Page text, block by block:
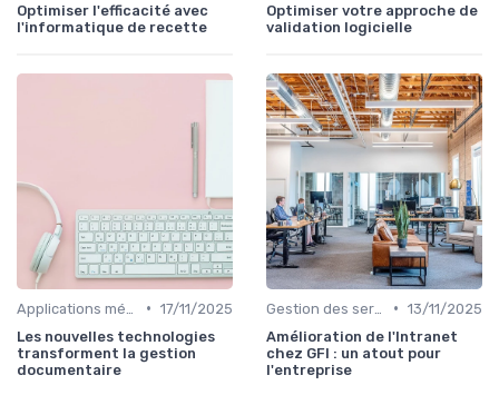
Optimiser l'efficacité avec
l'informatique de recette
Optimiser votre approche de
validation logicielle
• 17/11/2025
Les nouvelles technologies
transforment la gestion
documentaire
• 13/11/2025
Amélioration de l'Intranet
chez GFI : un atout pour
l'entreprise